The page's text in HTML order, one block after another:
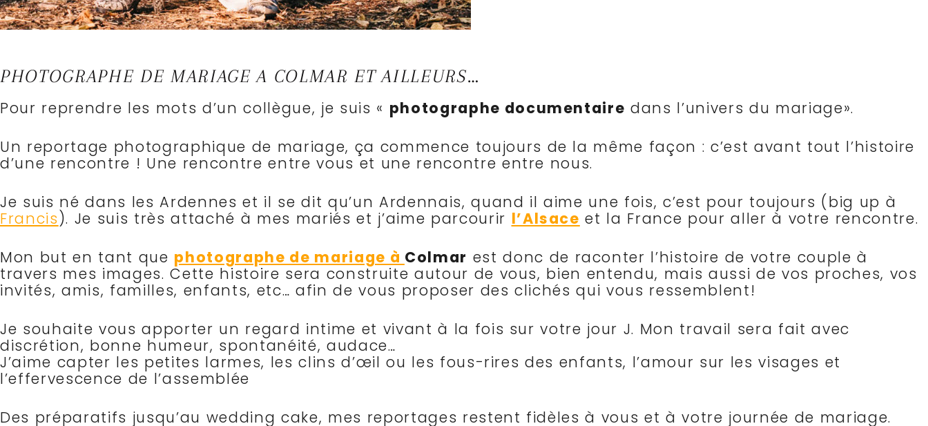
PHOTOGRAPHE DE MARIAGE A COLMAR ET AILLEURS…
Pour reprendre les mots d’un collègue, je suis « photographe documentaire dans l’univers du mariage».
Un reportage photographique de mariage, ça commence toujours de la même façon : c’est avant tout l’histoire
d’une rencontre ! Une rencontre entre vous et une rencontre entre nous.
Je suis né dans les Ardennes et il se dit qu’un Ardennais, quand il aime une fois, c’est pour toujours (big up à
Francis). Je suis très attaché à mes mariés et j’aime parcourir l’Alsace et la France pour aller à votre rencontre.
Mon but en tant que photographe de mariage à Colmar est donc de raconter l’histoire de votre couple à
travers mes images. Cette histoire sera construite autour de vous, bien entendu, mais aussi de vos proches, vos
invités, amis, familles, enfants, etc… afin de vous proposer des clichés qui vous ressemblent!
Je souhaite vous apporter un regard intime et vivant à la fois sur votre jour J. Mon travail sera fait avec
discrétion, bonne humeur, spontanéité, audace…
J’aime capter les petites larmes, les clins d’œil ou les fous-rires des enfants, l’amour sur les visages et
l’effervescence de l’assemblée
Des préparatifs jusqu’au wedding cake, mes reportages restent fidèles à vous et à votre journée de mariage.